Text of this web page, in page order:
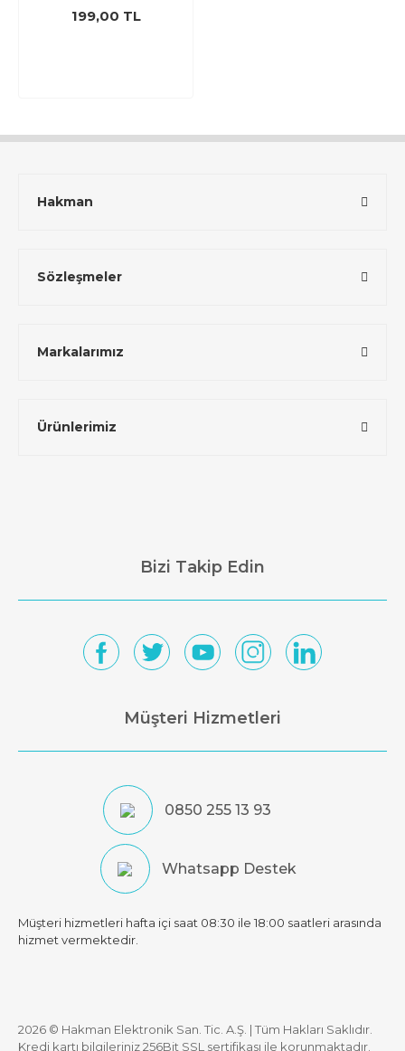
199,00 TL
Hakman
Sözleşmeler
Markalarımız
Ürünlerimiz
Bizi Takip Edin
Müşteri Hizmetleri
0850 255 13 93
Whatsapp Destek
Müşteri hizmetleri hafta içi saat 08:30 ile 18:00 saatleri arasında
hizmet vermektedir.
2026 © Hakman Elektronik San. Tic. A.Ş. | Tüm Hakları Saklıdır.
Kredi kartı bilgileriniz 256Bit SSL sertifikası ile korunmaktadır.